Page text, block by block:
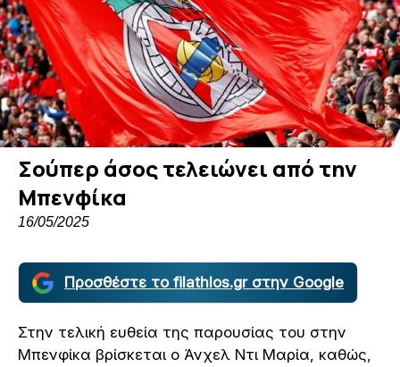
Σούπερ άσος τελειώνει από την
Μπενφίκα
16/05/2025
Προσθέστε το filathlos.gr στην Google
Στην τελική ευθεία της παρουσίας του στην
Μπενφίκα βρίσκεται ο Άνχελ Ντι Μαρία, καθώς,